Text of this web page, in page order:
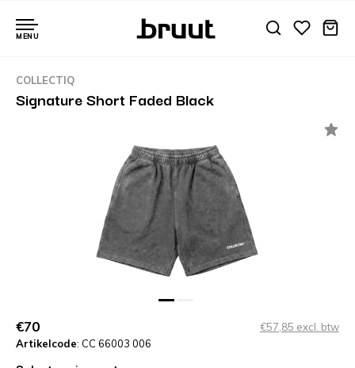
MENU
COLLECTIQ
Signature Short Faded Black
€70
€57,85 excl. btw
Artikelcode: CC 66003 006